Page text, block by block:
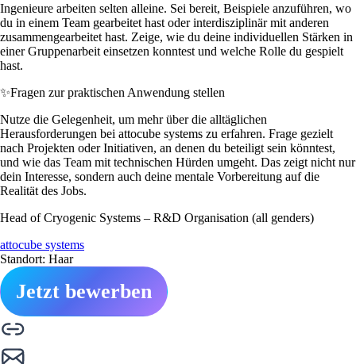
Ingenieure arbeiten selten alleine. Sei bereit, Beispiele anzuführen, wo
du in einem Team gearbeitet hast oder interdisziplinär mit anderen
zusammengearbeitet hast. Zeige, wie du deine individuellen Stärken in
einer Gruppenarbeit einsetzen konntest und welche Rolle du gespielt
hast.
✨Fragen zur praktischen Anwendung stellen
Nutze die Gelegenheit, um mehr über die alltäglichen
Herausforderungen bei attocube systems zu erfahren. Frage gezielt
nach Projekten oder Initiativen, an denen du beteiligt sein könntest,
und wie das Team mit technischen Hürden umgeht. Das zeigt nicht nur
dein Interesse, sondern auch deine mentale Vorbereitung auf die
Realität des Jobs.
Head of Cryogenic Systems – R&D Organisation (all genders)
attocube systems
Standort: Haar
Jetzt bewerben